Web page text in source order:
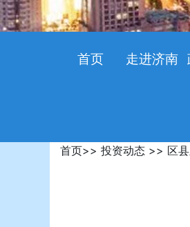
首页 走进济南
首页>> 投资动态 >> 区